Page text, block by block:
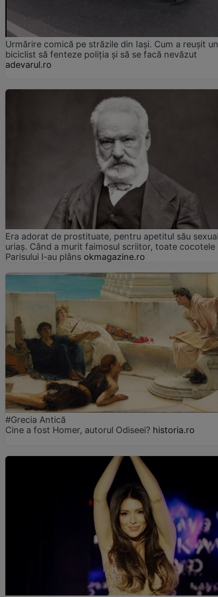
Urmărire comică pe străzile din Iași. Cum a reușit un
biciclist să fenteze poliția și să se facă nevăzut
adevarul.ro
Era adorat de prostituate, pentru apetitul său
uriaș. Când a murit faimosul scriitor, toate cocotele
Parisului l-au plâns okmagazine.ro
#Grecia Antică
Cine a fost Homer, autorul Odiseei? historia.ro